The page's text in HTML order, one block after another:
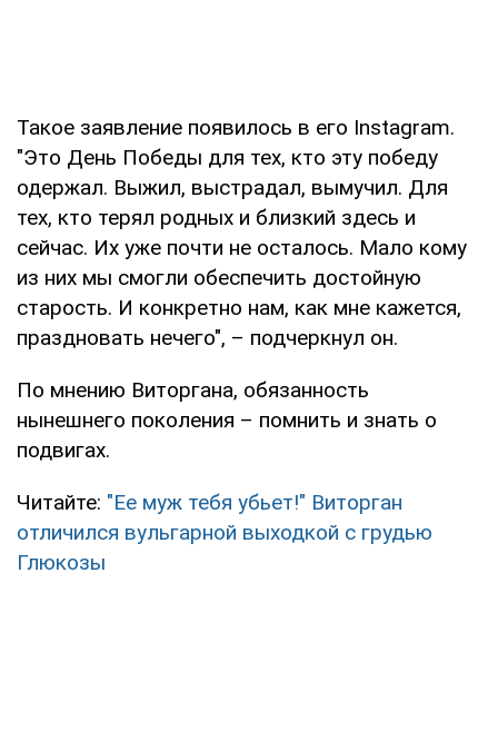
Такое заявление появилось в его Instagram.
"Это День Победы для тех, кто эту победу
одержал. Выжил, выстрадал, вымучил. Для
тех, кто терял родных и близкий здесь и
сейчас. Их уже почти не осталось. Мало кому
из них мы смогли обеспечить достойную
старость. И конкретно нам, как мне кажется,
праздновать нечего", – подчеркнул он.
По мнению Виторгана, обязанность
нынешнего поколения – помнить и знать о
подвигах.
Читайте: "Ее муж тебя убьет!" Виторган
отличился вульгарной выходкой с грудью
Глюкозы